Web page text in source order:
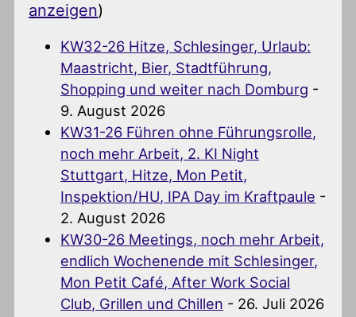
anzeigen)
KW32-26 Hitze, Schlesinger, Urlaub:
Maastricht, Bier, Stadtführung,
Shopping und weiter nach Domburg -
9. August 2026
KW31-26 Führen ohne Führungsrolle,
noch mehr Arbeit, 2. KI Night
Stuttgart, Hitze, Mon Petit,
Inspektion/HU, IPA Day im Kraftpaule -
2. August 2026
KW30-26 Meetings, noch mehr Arbeit,
endlich Wochenende mit Schlesinger,
Mon Petit Café, After Work Social
Club, Grillen und Chillen - 26. Juli 2026